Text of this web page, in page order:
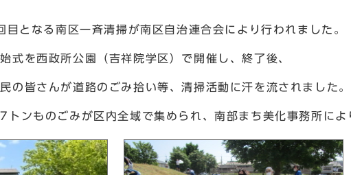
となる南区一斉清掃が南区自治連合会により行われました。
式を西政所公園（吉祥院学区）で開催し、終了後、
の皆さんが道路のごみ拾い等、清掃活動に汗を流されました。
ンものごみが区内全域で集められ、南部まち美化事務所によ